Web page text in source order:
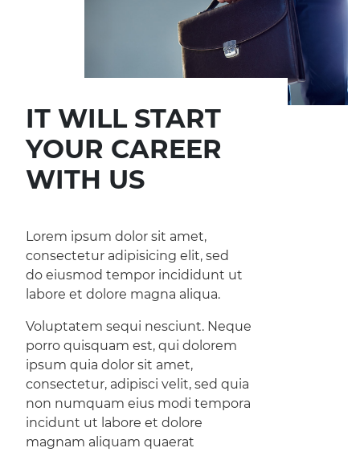
IT WILL START
YOUR CAREER
WITH US
Lorem ipsum dolor sit amet,
consectetur adipisicing elit, sed
do eiusmod tempor incididunt ut
labore et dolore magna aliqua.
Voluptatem sequi nesciunt. Neque
porro quisquam est, qui dolorem
ipsum quia dolor sit amet,
consectetur, adipisci velit, sed quia
non numquam eius modi tempora
incidunt ut labore et dolore
magnam aliquam quaerat